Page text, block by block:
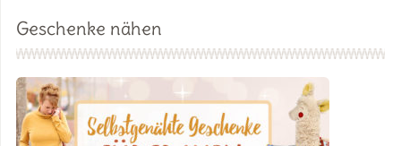
Geschenke nähen